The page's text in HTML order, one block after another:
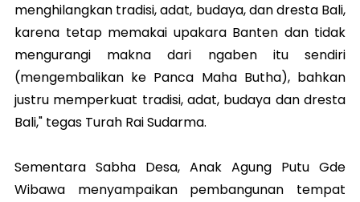
menghilangkan tradisi, adat, budaya, dan dresta Bali,
karena tetap memakai upakara Banten dan tidak
mengurangi makna dari ngaben itu sendiri
(mengembalikan ke Panca Maha Butha), bahkan
justru memperkuat tradisi, adat, budaya dan dresta
Bali," tegas Turah Rai Sudarma.
Sementara Sabha Desa, Anak Agung Putu Gde
Wibawa menyampaikan pembangunan tempat